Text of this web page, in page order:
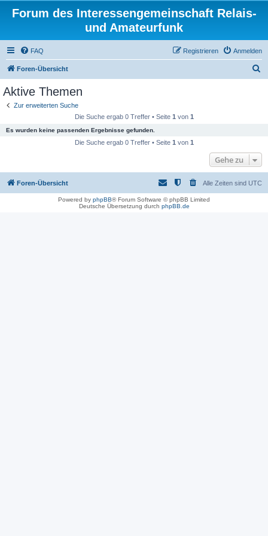
Forum des Interessengemeinschaft Relais-
und Amateurfunk
FAQ Anmelden
Registrieren
Foren-Übersicht
Aktive Themen
Zur erweiterten Suche
Die Suche ergab 0 Treffer • Seite 1 von 1
Es wurden keine passenden Ergebnisse gefunden.
Die Suche ergab 0 Treffer • Seite 1 von 1
Gehe zu
Foren-Übersicht Alle Zeiten sind UTC
Powered by phpBB® Forum Software © phpBB Limited
Deutsche Übersetzung durch phpBB.de